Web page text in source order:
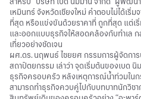
เหมินทร์ จังหวัดเชียงใหม่ คำตอบไม่ได้เริ่
ที่สุด หรือแข่งขันด้วยราคาที่ ถูกที่สุด แต่เ
และออกแบบธุรกิจให้สอดคล้องกับทำเล
เที่ยวอย่างชัดเจน
ผศ.ดร. นฤพนธ์ ไชยยศ กรรมการผู้จัดการ
สถาปัตยกรรม เล่าว่า จุดเริ่มต้นของเบด
ธุรกิจครอบครัว หลังเหตุการณ์น้ำท่วมในก
สามารถทำธุรกิจควบคู่ไปกับบทบาทนักวิชา